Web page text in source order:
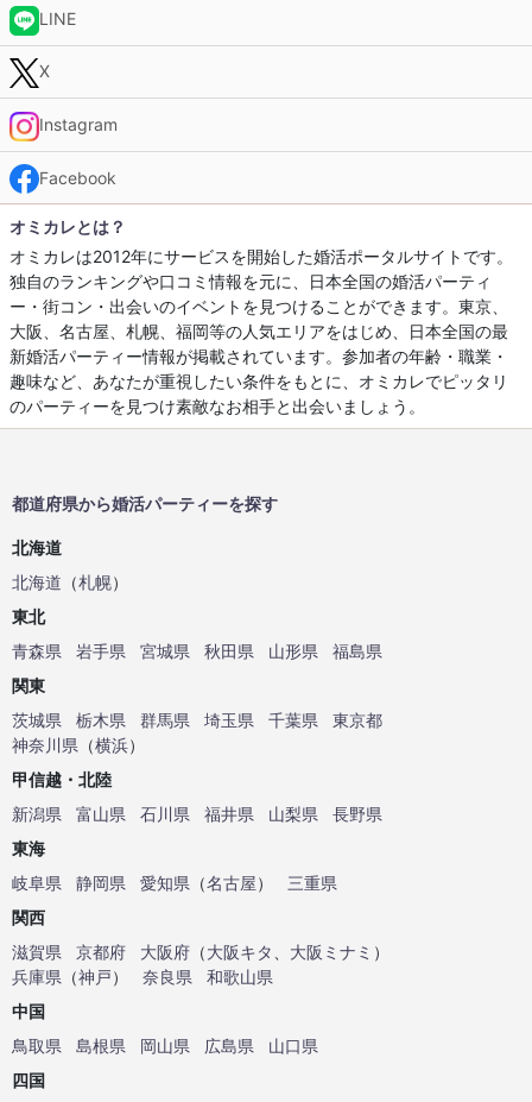
LINE
X
Instagram
Facebook
オミカレとは？
オミカレは2012年にサービスを開始した婚活ポータルサイトです。
独自のランキングや口コミ情報を元に、日本全国の婚活パーティ
ー・街コン・出会いのイベントを見つけることができます。東京、
大阪、名古屋、札幌、福岡等の人気エリアをはじめ、日本全国の最
新婚活パーティー情報が掲載されています。参加者の年齢・職業・
趣味など、あなたが重視したい条件をもとに、オミカレでピッタリ
のパーティーを見つけ素敵なお相手と出会いましょう。
都道府県から婚活パーティーを探す
北海道
北海道 （札幌）
東北
青森県
岩手県 宮城県 秋田県 山形県
福島県
関東
茨城県
栃木県 群馬県 埼玉県 千葉県
東京都
神奈川県 （横浜）
甲信越・北陸
新潟県
富山県 石川県 福井県 山梨県
長野県
東海
岐阜県
静岡県 愛知県 （名古屋）
三重県
関西
滋賀県
京都府 大阪府 （大阪キタ 大阪ミナミ ）
兵庫県 （神戸） 奈良県
和歌山県
中国
鳥取県
島根県 岡山県 広島県
山口県
四国